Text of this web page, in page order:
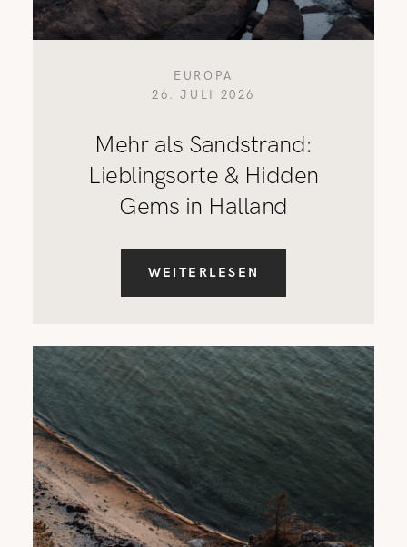
EUROPA
26. JULI 2026
Mehr als Sandstrand:
Lieblingsorte & Hidden
Gems in Halland
WEITERLESEN
KONTAKT